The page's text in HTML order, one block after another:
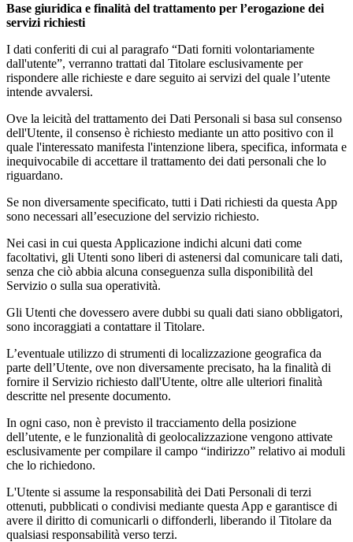
Base giuridica e finalità del trattamento per l’erogazione dei
servizi richiesti
I dati conferiti di cui al paragrafo “Dati forniti volontariamente
dall'utente”, verranno trattati dal Titolare esclusivamente per
rispondere alle richieste e dare seguito ai servizi del quale l’utente
intende avvalersi.
Ove la leicità del trattamento dei Dati Personali si basa sul consenso
dell'Utente, il consenso è richiesto mediante un atto positivo con il
quale l'interessato manifesta l'intenzione libera, specifica, informata e
inequivocabile di accettare il trattamento dei dati personali che lo
riguardano.
Se non diversamente specificato, tutti i Dati richiesti da questa App
sono necessari all’esecuzione del servizio richiesto.
Nei casi in cui questa Applicazione indichi alcuni dati come
facoltativi, gli Utenti sono liberi di astenersi dal comunicare tali dati,
senza che ciò abbia alcuna conseguenza sulla disponibilità del
Servizio o sulla sua operatività.
Gli Utenti che dovessero avere dubbi su quali dati siano obbligatori,
sono incoraggiati a contattare il Titolare.
L’eventuale utilizzo di strumenti di localizzazione geografica da
parte dell’Utente, ove non diversamente precisato, ha la finalità di
fornire il Servizio richiesto dall'Utente, oltre alle ulteriori finalità
descritte nel presente documento.
In ogni caso, non è previsto il tracciamento della posizione
dell’utente, e le funzionalità di geolocalizzazione vengono attivate
esclusivamente per compilare il campo “indirizzo” relativo ai moduli
che lo richiedono.
L'Utente si assume la responsabilità dei Dati Personali di terzi
ottenuti, pubblicati o condivisi mediante questa App e garantisce di
avere il diritto di comunicarli o diffonderli, liberando il Titolare da
qualsiasi responsabilità verso terzi.